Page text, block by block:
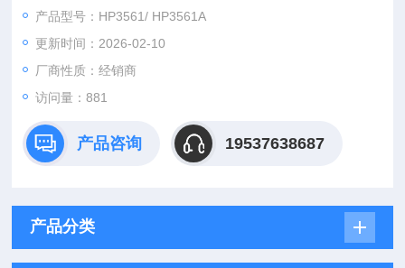
1%。多路扫描测试，测试速度达100次/秒，适用于生产线快速
分类。配RS232/RS485通讯接口，支持SCPI和MODEBUS协
议。
产品型号：HP3561/ HP3561A
更新时间：2026-02-10
厂商性质：经销商
访问量：881
产品咨询 19537638687
产品分类